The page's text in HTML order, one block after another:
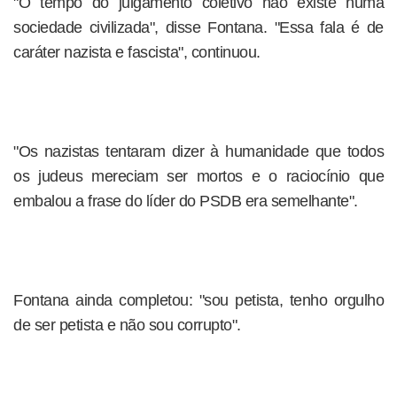
sociedade civilizada", disse Fontana. "Essa fala é de
caráter nazista e fascista", continuou.
"Os nazistas tentaram dizer à humanidade que todos
os judeus mereciam ser mortos e o raciocínio que
embalou a frase do líder do PSDB era semelhante".
Fontana ainda completou: "sou petista, tenho orgulho
de ser petista e não sou corrupto".